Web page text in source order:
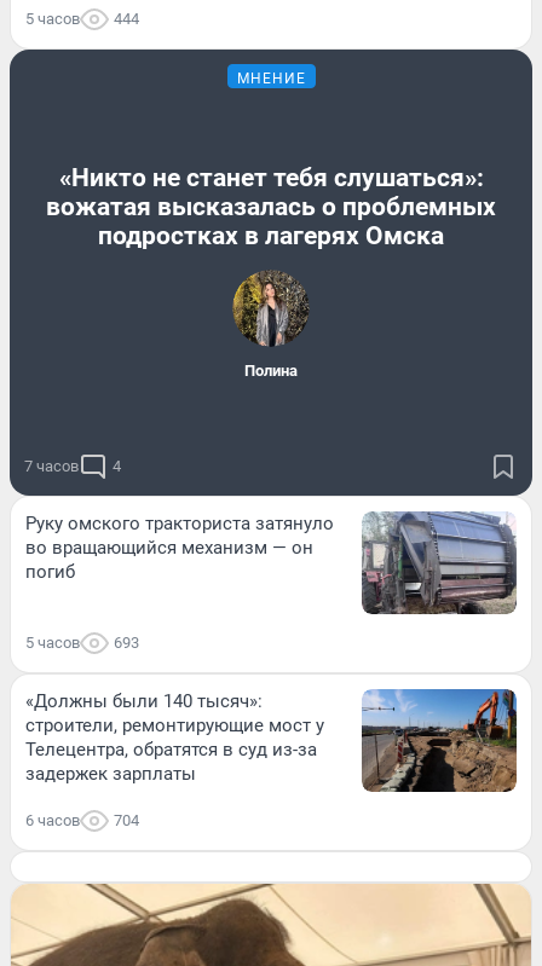
5 часов 444
МНЕНИЕ
«Никто не станет тебя слушаться»:
вожатая высказалась о проблемных
подростках в лагерях Омска
Полина
7 часов 4
Руку омского тракториста затянуло
во вращающийся механизм — он
погиб
5 часов 693
«Должны были 140 тысяч»:
строители, ремонтирующие мост у
Телецентра, обратятся в суд из-за
задержек зарплаты
6 часов 704